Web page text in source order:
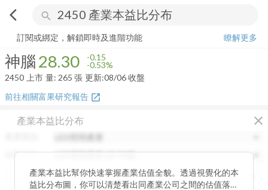
arrow_back_ios search
神腦 28.30-0.53%
訂閱或綁定，解鎖即時及進階功能
瞭解更多
神腦28.30 -0.15
-0.53%
2450 上市 量: 265 張 更新:08/06 收盤
前往相關富果研究報告 open_in_new
產業本益比分布 close
分類項目
產業本益比幫你快速掌握產業估值全貌。透過視覺化的本
益比分布圖，你可以清楚看出同產業公司之間的估值落